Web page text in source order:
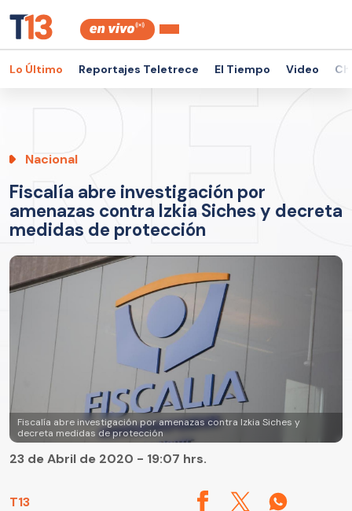
Lo Último Reportajes Teletrece El Tiempo Video
Nacional
Fiscalía abre investigación por
amenazas contra Izkia Siches y decreta
medidas de protección
Fiscalía abre investigación por amenazas contra Izkia Siches y
decreta medidas de protección
T13
23 de Abril de 2020 - 19:07 hrs.